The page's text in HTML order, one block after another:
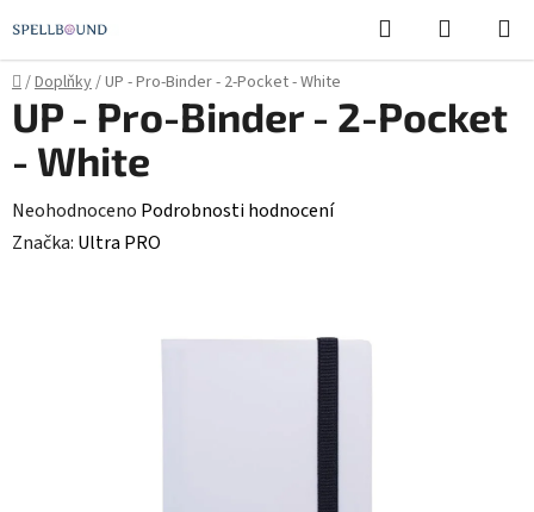
na
obsah
Hledat
KOŠÍK
Domů
/Doplňky/UP - Pro-Binder - 2-Pocket - White
UP - Pro-Binder - 2-Pocket
- White
Průměrné
hodnocení
Neohodnoceno Podrobnosti hodnocení
Značka: Ultra PRO